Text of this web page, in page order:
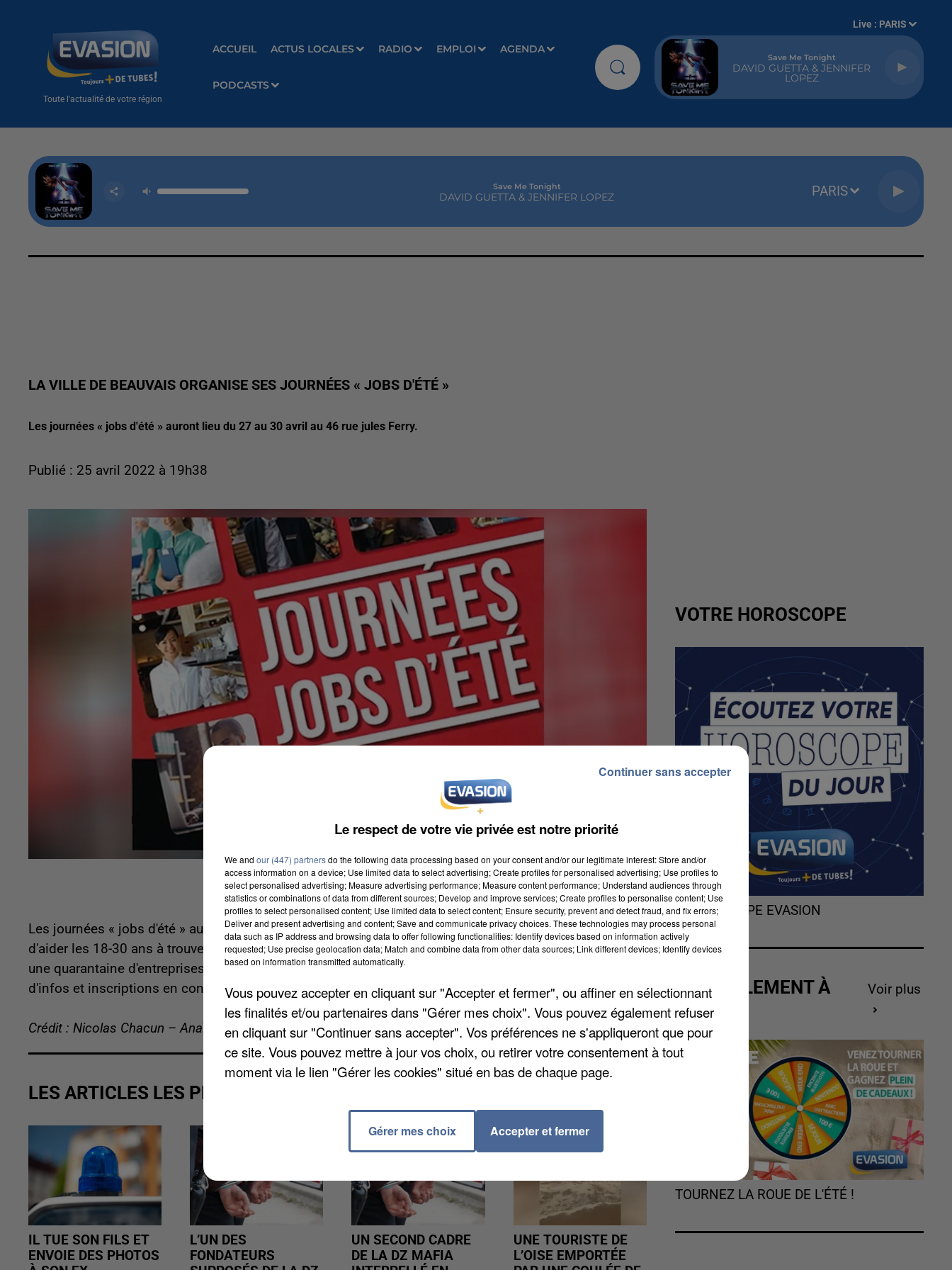
Toute l'actualité de votre région
ACCUEIL ACTUS LOCALES RADIO EMPLOI AGENDA
PODCASTS
Live : PARIS
Save Me Tonight
DAVID GUETTA & JENNIFER
LOPEZ
Save Me Tonight
DAVID GUETTA & JENNIFER LOPEZ PARIS
LA VILLE DE BEAUVAIS ORGANISE SES JOURNÉES « JOBS D'ÉTÉ »
Les journées « jobs d'été » auront lieu du 27 au 30 avril au 46 rue jules Ferry.
Publié : 25 avril 2022 à 19h38
Les journées « jobs d'été » auront lieu du 27 au 30 avril au 46 rue jules Ferry. Une action dans le but
d'aider les 18-30 ans à trouver un emploi saisonnier. De nombreux postes seront à pourvoir. Il y aura
une quarantaine d'entreprises qui recrutent pour la saison estivale. L'entrée est libre et gratuite. Plus
d'infos et inscriptions en contactant le 03 44 79 39 39.
Crédit : Nicolas Chacun – Anaïs Boubrit
LES ARTICLES LES PLUS VUS
IL TUE SON FILS ET
ENVOIE DES PHOTOS
L’UN DES
FONDATEURS
UN SECOND CADRE
DE LA DZ MAFIA
UNE TOURISTE DE
L’OISE EMPORTÉE
VOTRE HOROSCOPE
L'HOROSCOPE EVASION
ACTUELLEMENT À
GAGNER
Voir plus
TOURNEZ LA ROUE DE L'ÉTÉ !
Le respect de votre vie privée est notre priorité
We and our (447) partnersdo the following data processing based on your consent and/or our legitimate interest: Store and/or
access information on a device; Use limited data to select advertising; Create profiles for personalised advertising; Use profiles to
select personalised advertising; Measure advertising performance; Measure content performance; Understand audiences through
statistics or combinations of data from different sources; Develop and improve services; Create profiles to personalise content; Use
profiles to select personalised content; Use limited data to select content; Ensure security, prevent and detect fraud, and fix errors;
Deliver and present advertising and content; Save and communicate privacy choices. These technologies may process personal
data such as IP address and browsing data to offer following functionalities: Identify devices based on information actively
requested; Use precise geolocation data; Match and combine data from other data sources; Link different devices; Identify devices
based on information transmitted automatically.
Vous pouvez accepter en cliquant sur "Accepter et fermer", ou affiner en sélectionnant
les finalités et/ou partenaires dans "Gérer mes choix". Vous pouvez également refuser
en cliquant sur "Continuer sans accepter". Vos préférences ne s'appliqueront que pour
ce site. Vous pouvez mettre à jour vos choix, ou retirer votre consentement à tout
moment via le lien "Gérer les cookies" situé en bas de chaque page.
Gérer mes choix Accepter et fermer
Continuer sans accepter